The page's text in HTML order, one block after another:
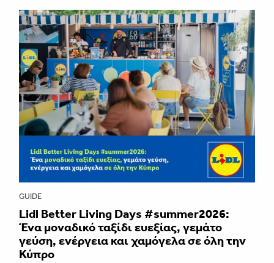
GUIDE
Lidl Better Living Days #summer2026:
Ένα μοναδικό ταξίδι ευεξίας, γεμάτο
γεύση, ενέργεια και χαμόγελα σε όλη την
Κύπρο